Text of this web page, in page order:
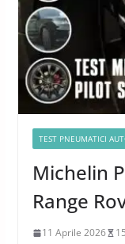
TEST PNEUMATICI
Michelin
Range
11 Aprile 2026